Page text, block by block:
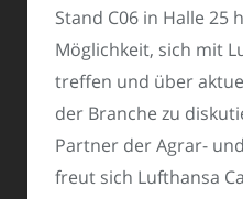
Stand C06 in Halle 25
Möglichkeit, sich mit
treffen und über
der Branche zu
Partner der Agrar-
freut sich Lufthansa